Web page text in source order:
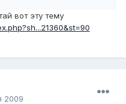
вот эту тему
2009